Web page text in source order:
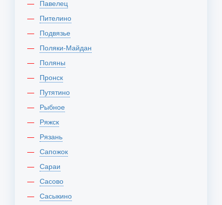
Павелец
Пителино
Подвязье
Поляки-Майдан
Поляны
Пронск
Путятино
Рыбное
Ряжск
Рязань
Сапожок
Сараи
Сасово
Сасыкино